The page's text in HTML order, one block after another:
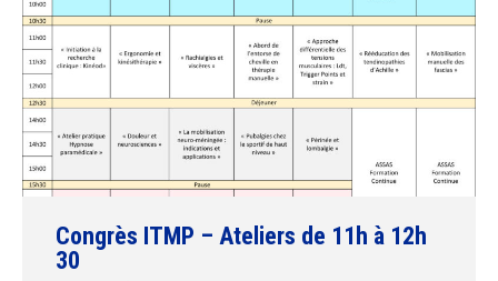
Congrès ITMP – Ateliers de 11h à 12h
30